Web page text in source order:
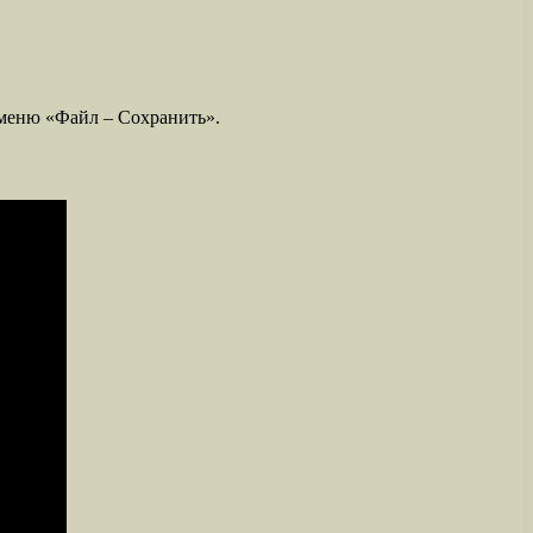
«Файл – Сохранить».